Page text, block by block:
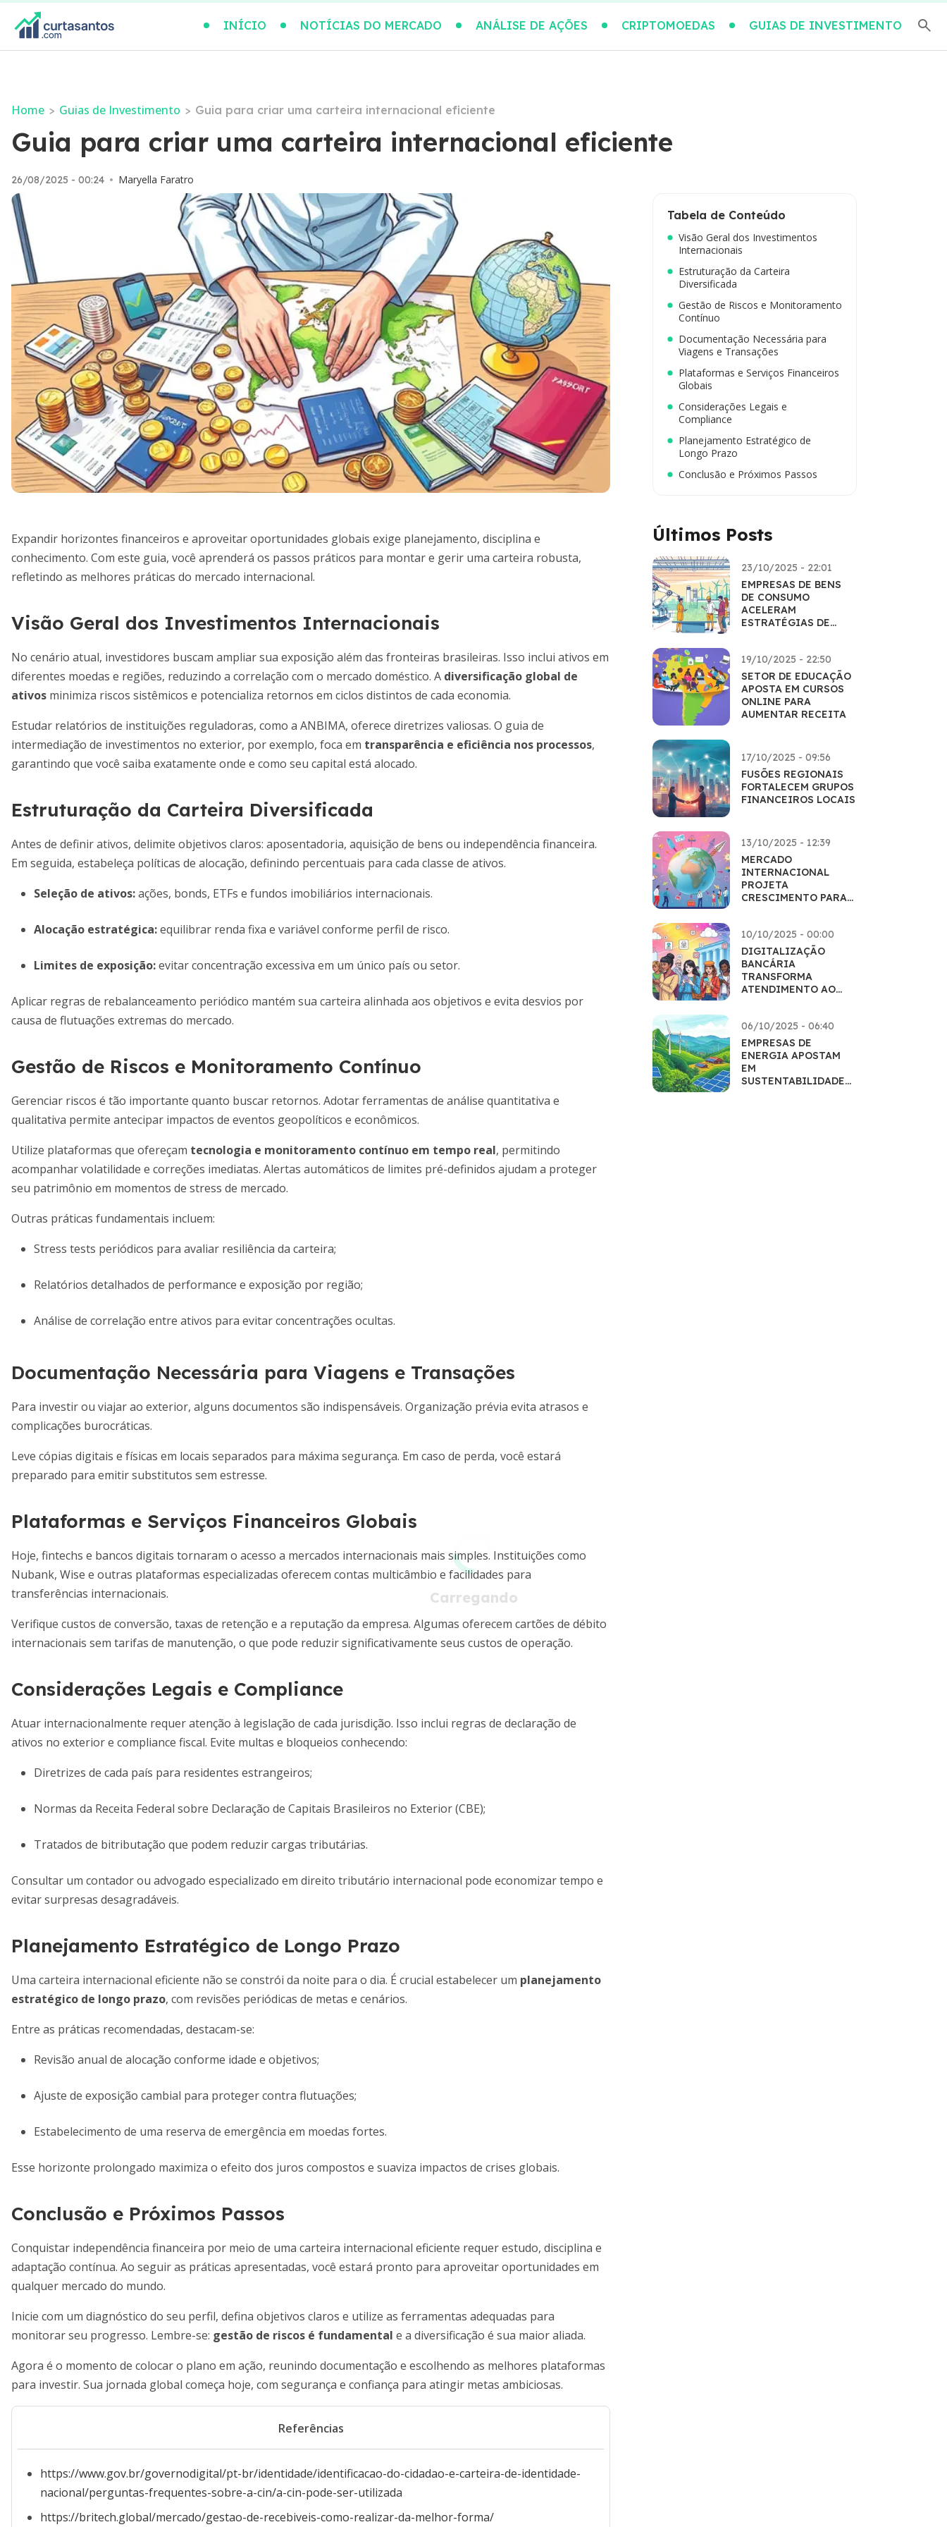
INÍCIO NOTÍCIAS DO MERCADO ANÁLISE DE AÇÕES CRIPTOMOEDAS GUIAS DE INVESTIMENTO
Home > Guias de Investimento > Guia para criar uma carteira internacional eficiente
Guia para criar uma carteira internacional eficiente
26/08/2025 - 00:24 • Maryella Faratro
Expandir horizontes financeiros e aproveitar oportunidades globais exige planejamento, disciplina e
conhecimento. Com este guia, você aprenderá os passos práticos para montar e gerir uma carteira robusta,
refletindo as melhores práticas do mercado internacional.
Visão Geral dos Investimentos Internacionais
No cenário atual, investidores buscam ampliar sua exposição além das fronteiras brasileiras. Isso inclui ativos em
diferentes moedas e regiões, reduzindo a correlação com o mercado doméstico. A diversificação global de
ativos minimiza riscos sistêmicos e potencializa retornos em ciclos distintos de cada economia.
Estudar relatórios de instituições reguladoras, como a ANBIMA, oferece diretrizes valiosas. O guia de
intermediação de investimentos no exterior, por exemplo, foca em transparência e eficiência nos processos,
garantindo que você saiba exatamente onde e como seu capital está alocado.
Estruturação da Carteira Diversificada
Antes de definir ativos, delimite objetivos claros: aposentadoria, aquisição de bens ou independência financeira.
Em seguida, estabeleça políticas de alocação, definindo percentuais para cada classe de ativos.
Seleção de ativos:ações, bonds, ETFs e fundos imobiliários internacionais.
Alocação estratégica:equilibrar renda fixa e variável conforme perfil de risco.
Limites de exposição:evitar concentração excessiva em um único país ou setor.
Aplicar regras de rebalanceamento periódico mantém sua carteira alinhada aos objetivos e evita desvios por
causa de flutuações extremas do mercado.
Gestão de Riscos e Monitoramento Contínuo
Gerenciar riscos é tão importante quanto buscar retornos. Adotar ferramentas de análise quantitativa e
qualitativa permite antecipar impactos de eventos geopolíticos e econômicos.
Utilize plataformas que ofereçam tecnologia e monitoramento contínuo em tempo real, permitindo
acompanhar volatilidade e correções imediatas. Alertas automáticos de limites pré-definidos ajudam a proteger
seu patrimônio em momentos de stress de mercado.
Outras práticas fundamentais incluem:
Stress tests periódicos para avaliar resiliência da carteira;
Relatórios detalhados de performance e exposição por região;
Análise de correlação entre ativos para evitar concentrações ocultas.
Documentação Necessária para Viagens e Transações
Para investir ou viajar ao exterior, alguns documentos são indispensáveis. Organização prévia evita atrasos e
complicações burocráticas.
Leve cópias digitais e físicas em locais separados para máxima segurança. Em caso de perda, você estará
preparado para emitir substitutos sem estresse.
Plataformas e Serviços Financeiros Globais
Hoje, fintechs e bancos digitais tornaram o acesso a mercados internacionais mais simples. Instituições como
Nubank, Wise e outras plataformas especializadas oferecem contas multicâmbio e facilidades para
transferências internacionais.
Verifique custos de conversão, taxas de retenção e a reputação da empresa. Algumas oferecem cartões de débito
internacionais sem tarifas de manutenção, o que pode reduzir significativamente seus custos de operação.
Considerações Legais e Compliance
Atuar internacionalmente requer atenção à legislação de cada jurisdição. Isso inclui regras de declaração de
ativos no exterior e compliance fiscal. Evite multas e bloqueios conhecendo:
Diretrizes de cada país para residentes estrangeiros;
Normas da Receita Federal sobre Declaração de Capitais Brasileiros no Exterior (CBE);
Tratados de bitributação que podem reduzir cargas tributárias.
Consultar um contador ou advogado especializado em direito tributário internacional pode economizar tempo e
evitar surpresas desagradáveis.
Planejamento Estratégico de Longo Prazo
Uma carteira internacional eficiente não se constrói da noite para o dia. É crucial estabelecer um planejamento
estratégico de longo prazo, com revisões periódicas de metas e cenários.
Entre as práticas recomendadas, destacam-se:
Revisão anual de alocação conforme idade e objetivos;
Ajuste de exposição cambial para proteger contra flutuações;
Estabelecimento de uma reserva de emergência em moedas fortes.
Esse horizonte prolongado maximiza o efeito dos juros compostos e suaviza impactos de crises globais.
Conclusão e Próximos Passos
Conquistar independência financeira por meio de uma carteira internacional eficiente requer estudo, disciplina e
adaptação contínua. Ao seguir as práticas apresentadas, você estará pronto para aproveitar oportunidades em
qualquer mercado do mundo.
Inicie com um diagnóstico do seu perfil, defina objetivos claros e utilize as ferramentas adequadas para
monitorar seu progresso. Lembre-se: gestão de riscos é fundamental e a diversificação é sua maior aliada.
Agora é o momento de colocar o plano em ação, reunindo documentação e escolhendo as melhores plataformas
para investir. Sua jornada global começa hoje, com segurança e confiança para atingir metas ambiciosas.
Referências
https://www.gov.br/governodigital/pt-br/identidade/identificacao-do-cidadao-e-carteira-de-identidade-
nacional/perguntas-frequentes-sobre-a-cin/a-cin-pode-ser-utilizada
https://britech.global/mercado/gestao-de-recebiveis-como-realizar-da-melhor-forma/
Tabela de Conteúdo
Visão Geral dos Investimentos
Internacionais
Estruturação da Carteira
Diversificada
Gestão de Riscos e Monitoramento
Contínuo
Documentação Necessária para
Viagens e Transações
Plataformas e Serviços Financeiros
Globais
Considerações Legais e
Compliance
Planejamento Estratégico de
Longo Prazo
Conclusão e Próximos Passos
Últimos Posts
23/10/2025 - 22:01
EMPRESAS DE BENS
DE CONSUMO
ACELERAM
ESTRATÉGIAS DE
19/10/2025 - 22:50
SETOR DE EDUCAÇÃO
APOSTA EM CURSOS
ONLINE PARA
AUMENTAR RECEITA
17/10/2025 - 09:56
FUSÕES REGIONAIS
FORTALECEM GRUPOS
FINANCEIROS LOCAIS
13/10/2025 - 12:39
MERCADO
INTERNACIONAL
PROJETA
CRESCIMENTO PARA
10/10/2025 - 00:00
DIGITALIZAÇÃO
BANCÁRIA
TRANSFORMA
ATENDIMENTO AO
06/10/2025 - 06:40
EMPRESAS DE
ENERGIA APOSTAM
EM
SUSTENTABILIDADE